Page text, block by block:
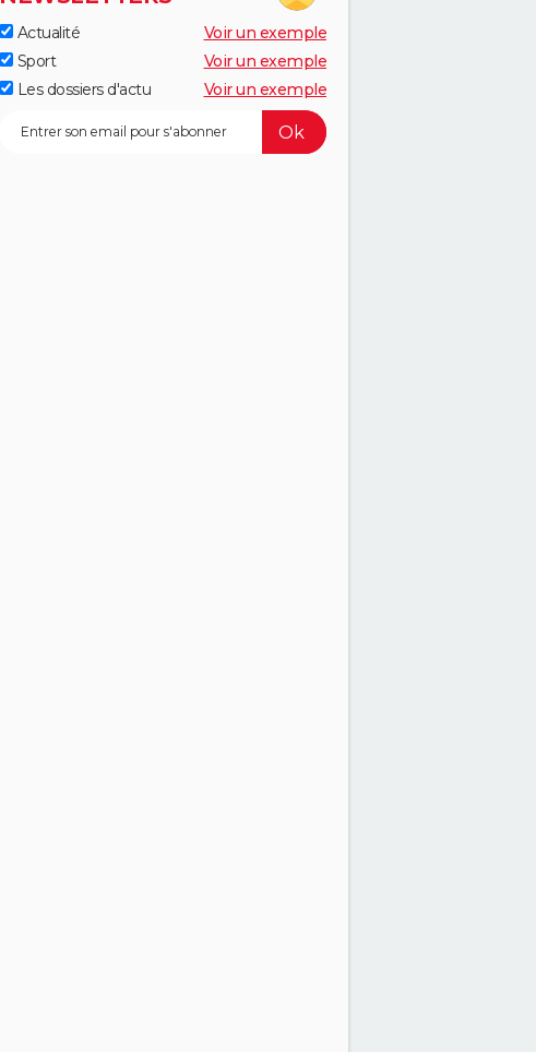
Actualité
Voir un exemple
Sport
Voir un exemple
Les dossiers d'actu
Voir un exemple